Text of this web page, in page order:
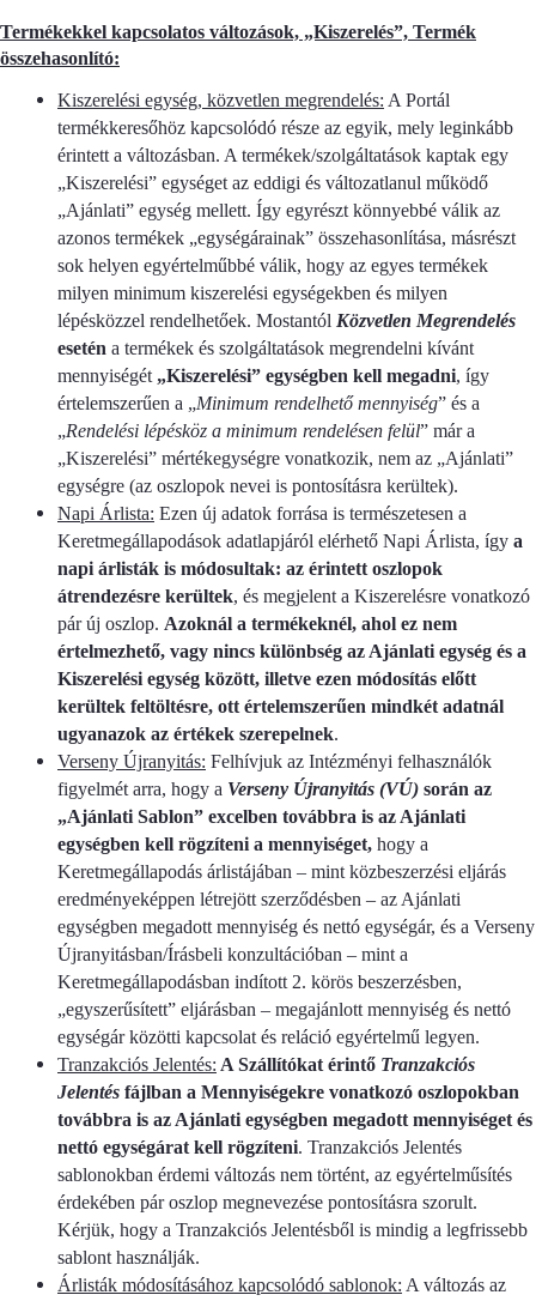
Termékekkel kapcsolatos változások, „Kiszerelés”, Termék
összehasonlító:
Kiszerelési egység, közvetlen megrendelés: A Portál
termékkeresőhöz kapcsolódó része az egyik, mely leginkább
érintett a változásban. A termékek/szolgáltatások kaptak egy
„Kiszerelési” egységet az eddigi és változatlanul működő
„Ajánlati” egység mellett. Így egyrészt könnyebbé válik az
azonos termékek „egységárainak” összehasonlítása, másrészt
sok helyen egyértelműbbé válik, hogy az egyes termékek
milyen minimum kiszerelési egységekben és milyen
lépésközzel rendelhetőek. Mostantól Közvetlen Megrendelés
esetén a termékek és szolgáltatások megrendelni kívánt
mennyiségét „Kiszerelési” egységben kell megadni, így
értelemszerűen a „Minimum rendelhető mennyiség” és a
„Rendelési lépésköz a minimum rendelésen felül” már a
„Kiszerelési” mértékegységre vonatkozik, nem az „Ajánlati”
egységre (az oszlopok nevei is pontosításra kerültek).
Napi Árlista: Ezen új adatok forrása is természetesen a
Keretmegállapodások adatlapjáról elérhető Napi Árlista, így a
napi árlisták is módosultak: az érintett oszlopok
átrendezésre kerültek, és megjelent a Kiszerelésre vonatkozó
pár új oszlop. Azoknál a termékeknél, ahol ez nem
értelmezhető, vagy nincs különbség az Ajánlati egység és a
Kiszerelési egység között, illetve ezen módosítás előtt
kerültek feltöltésre, ott értelemszerűen mindkét adatnál
ugyanazok az értékek szerepelnek.
Verseny Újranyitás: Felhívjuk az Intézményi felhasználók
figyelmét arra, hogy a Verseny Újranyitás (VÚ) során az
„Ajánlati Sablon” excelben továbbra is az Ajánlati
egységben kell rögzíteni a mennyiséget, hogy a
Keretmegállapodás árlistájában – mint közbeszerzési eljárás
eredményeképpen létrejött szerződésben – az Ajánlati
egységben megadott mennyiség és nettó egységár, és a Verseny
Újranyitásban/Írásbeli konzultációban – mint a
Keretmegállapodásban indított 2. körös beszerzésben,
„egyszerűsített” eljárásban – megajánlott mennyiség és nettó
egységár közötti kapcsolat és reláció egyértelmű legyen.
Tranzakciós Jelentés: A Szállítókat érintő Tranzakciós
Jelentés fájlban a Mennyiségekre vonatkozó oszlopokban
továbbra is az Ajánlati egységben megadott mennyiséget és
nettó egységárat kell rögzíteni. Tranzakciós Jelentés
sablonokban érdemi változás nem történt, az egyértelműsítés
érdekében pár oszlop megnevezése pontosításra szorult.
Kérjük, hogy a Tranzakciós Jelentésből is mindig a legfrissebb
sablont használják.
Árlisták módosításához kapcsolódó sablonok: A változás az